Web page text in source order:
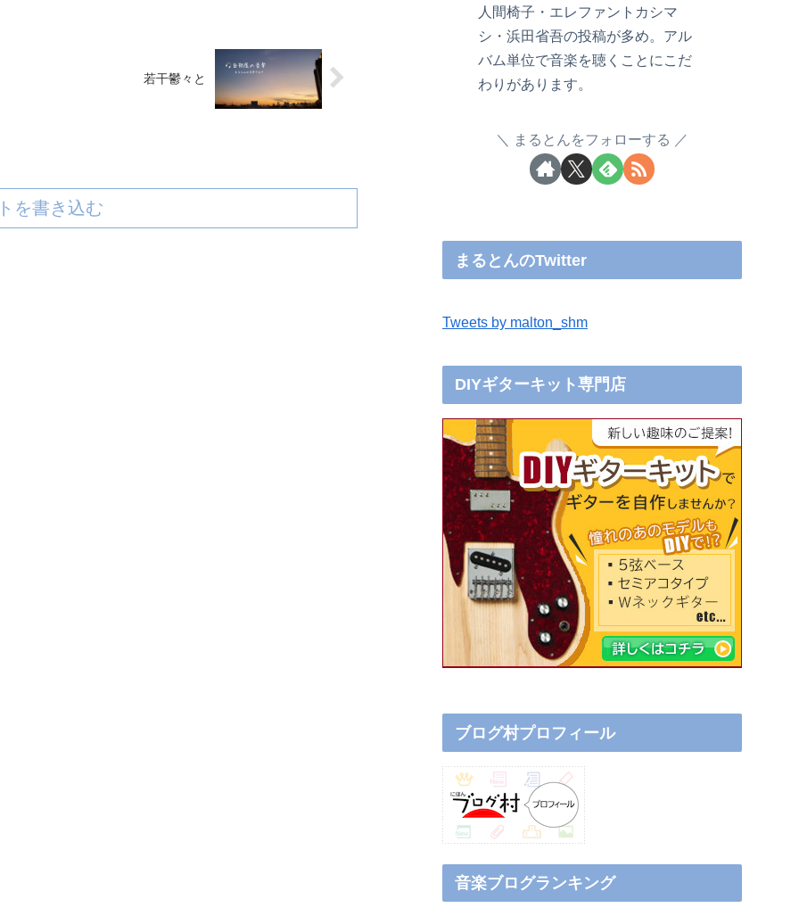
若干鬱々と
を書き込む
人間椅子・エレファントカシマ
シ・浜田省吾の投稿が多め。アル
バム単位で音楽を聴くことにこだ
わりがあります。
まるとんをフォローする
まるとんのTwitter
Tweets by malton_shm
DIYギターキット専門店
ブログ村プロフィール
音楽ブログランキング